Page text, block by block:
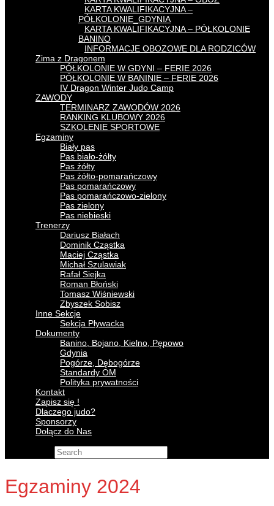
KARTA KWALIFIKACYJNA –
PÓŁKOLONIE_GDYNIA
KARTA KWALIFIKACYJNA – PÓŁKOLONIE
BANINO
INFORMACJE OBOZOWE DLA RODZICÓW
Zima z Dragonem
PÓŁKOLONIE W GDYNI – FERIE 2026
PÓŁKOLONIE W BANINIE – FERIE 2026
IV Dragon Winter Judo Camp
ZAWODY
TERMINARZ ZAWODÓW 2026
RANKING KLUBOWY 2026
SZKOLENIE SPORTOWE
Egzaminy
Biały pas
Pas biało-żółty
Pas żółty
Pas żółto-pomarańczowy
Pas pomarańczowy
Pas pomarańczowo-zielony
Pas zielony
Pas niebieski
Trenerzy
Dariusz Białach
Dominik Cząstka
Maciej Cząstka
Michał Szulawiak
Rafał Siejka
Roman Błoński
Tomasz Wiśniewski
Zbyszek Sobisz
Inne Sekcje
Sekcja Pływacka
Dokumenty
Banino, Bojano, Kielno, Pępowo
Gdynia
Pogórze, Dębogórze
Standardy OM
Polityka prywatności
Kontakt
Zapisz się !
Dlaczego judo?
Sponsorzy
Dołącz do Nas
Egzaminy 2024